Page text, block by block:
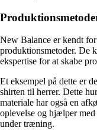
New Balance er kendt
produktionsmetoder. De
ekspertise for at skabe
Et eksempel på dette er
shirten til herrer. Dette
materiale har også en
oplevelse og hjælper
under træning.